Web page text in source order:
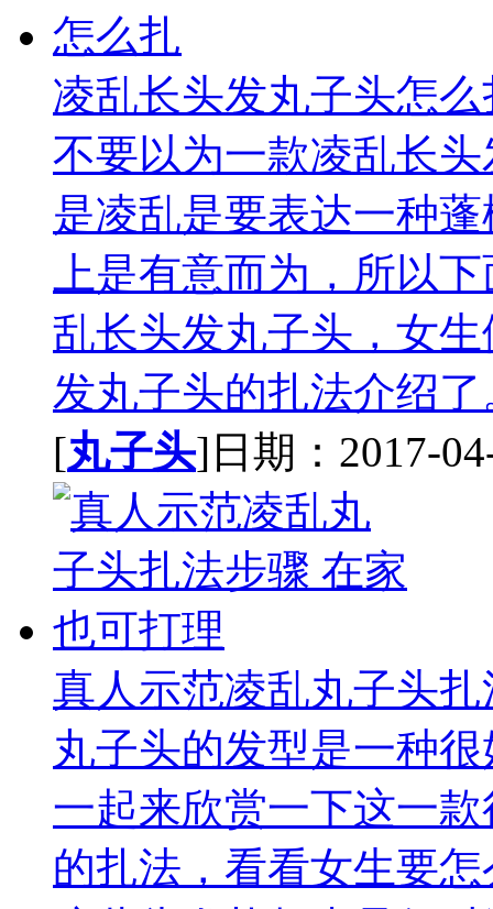
凌乱长头发丸子头怎么
不要以为一款凌乱长
是凌乱是要表达一种
上是有意而为，所以
乱长头发丸子头，女
发丸子头的扎法介绍了
[丸子头]日期：2017-
真人示范凌乱丸子头
丸子头的发型是一种
一起来欣赏一下这一
的扎法，看看女生要